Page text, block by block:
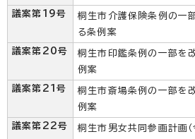
議案第19号
桐生市介護保険条例の一
る条例案
議案第20号
桐生市印鑑条例の一部を
例案
議案第21号
桐生市斎場条例の一部を
例案
議案第22号
桐生市男女共同参画計画